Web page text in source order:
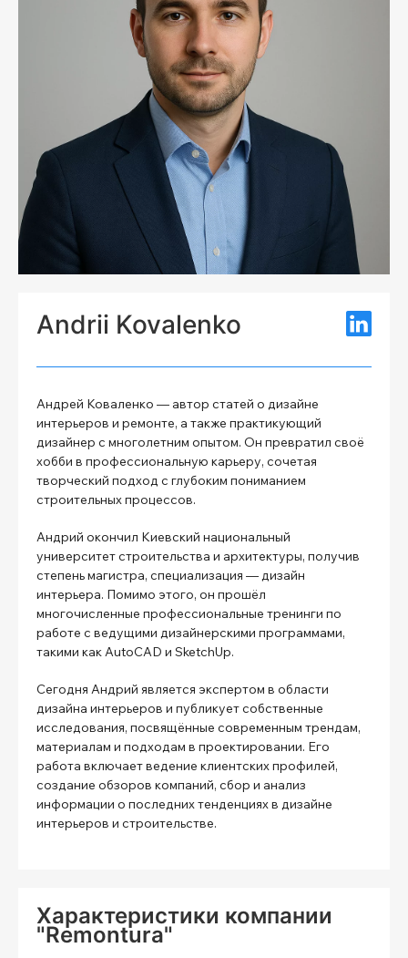
Andrii Kovalenko
Андрей Коваленко — автор статей о дизайне
интерьеров и ремонте, а также практикующий
дизайнер с многолетним опытом. Он превратил своё
хобби в профессиональную карьеру, сочетая
творческий подход с глубоким пониманием
строительных процессов.
Андрий окончил Киевский национальный
университет строительства и архитектуры, получив
степень магистра, специализация — дизайн
интерьера. Помимо этого, он прошёл
многочисленные профессиональные тренинги по
работе с ведущими дизайнерскими программами,
такими как AutoCAD и SketchUp.
Сегодня Андрий является экспертом в области
дизайна интерьеров и публикует собственные
исследования, посвящённые современным трендам,
материалам и подходам в проектировании. Его
работа включает ведение клиентских профилей,
создание обзоров компаний, сбор и анализ
информации о последних тенденциях в дизайне
интерьеров и строительстве.
Характеристики компании
"Remontura"